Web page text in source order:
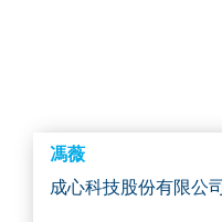
馮薇
成心科技股份有限公司